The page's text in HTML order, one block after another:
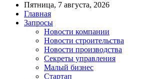
Пятница, 7 августа, 2026
Главная
Запросы
Новости компании
Новости строительства
Новости производства
Секреты управления
Малый бизнес
Стартап